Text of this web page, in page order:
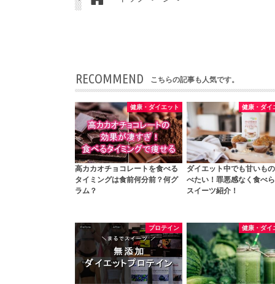
RECOMMEND こちらの記事も人気です。
健康・ダイエット
高カカオチョコレートを食べる
タイミングは食前何分前？何グ
ラム？
健康・ダイ
ダイエット中でも甘いも
べたい！罪悪感なく食べ
スイーツ紹介！
プロテイン 健康・ダイ